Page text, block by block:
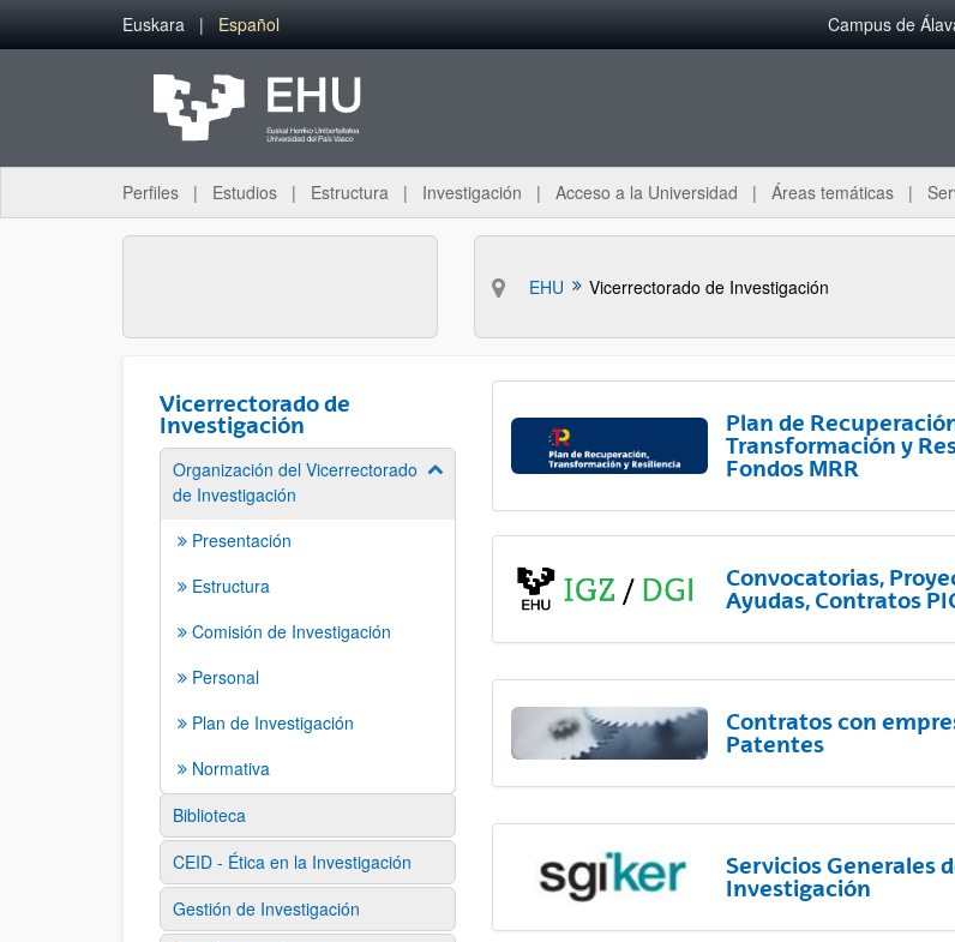
Saltar al contenido principal
Euskara Español Campus de
Perfiles Estudios Estructura Investigación Acceso a la Universidad Áreas temáticas
EHU Vicerrectorado de Investigación
Vicerrectorado de
Investigación
Organización del Vicerrectorado
de Investigación
Mostrar/ocultar subpáginas
Presentación
Estructura
Comisión de Investigación
Personal
Plan de Investigación
Normativa
Biblioteca
CEID - Ética en la Investigación
Gestión de Investigación
Plan de
Transformación y
Fondos MRR
Convocatorias,
Ayudas, Contratos
Contratos con
Patentes
Servicios Generales
Investigación